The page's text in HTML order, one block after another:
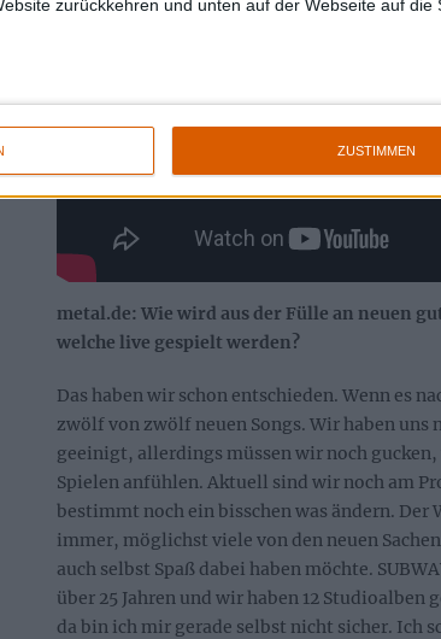
zurückkehren und unten auf der Webseite auf die
ZUSTIMMEN
metal.de: Wie wird aus der Fülle an neuen
welche live gespielt werden?
Das haben wir schon entschieden. Wenn es
zwölf von zwölf neuen Songs. Wir haben uns
geeinigt, allerdings müssen wir noch
Spielen anfühlen. Aktuell sind wir noch am
bestimmt noch ein bisschen was ändern. Der
immer, möglichst viele von den neuen
auch selbst Spaß dabei haben möchte.
über 25 Jahren und wir haben 12 Studioalben
da bin ich mir gerade selbst nicht sicher. Ich